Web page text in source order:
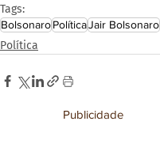
Tags:
BolsonaroPolíticaJair Bolsonaro
Política
Publicidade